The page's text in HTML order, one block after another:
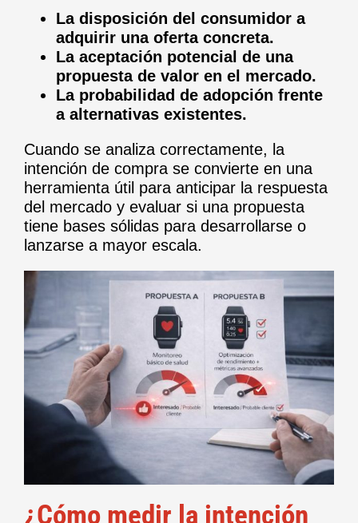
La disposición del consumidor a
adquirir una oferta concreta.
La aceptación potencial de una
propuesta de valor en el mercado.
La probabilidad de adopción frente
a alternativas existentes.
Cuando se analiza correctamente, la
intención de compra se convierte en una
herramienta útil para anticipar la respuesta
del mercado y evaluar si una propuesta
tiene bases sólidas para desarrollarse o
lanzarse a mayor escala.
¿Cómo medir la intención